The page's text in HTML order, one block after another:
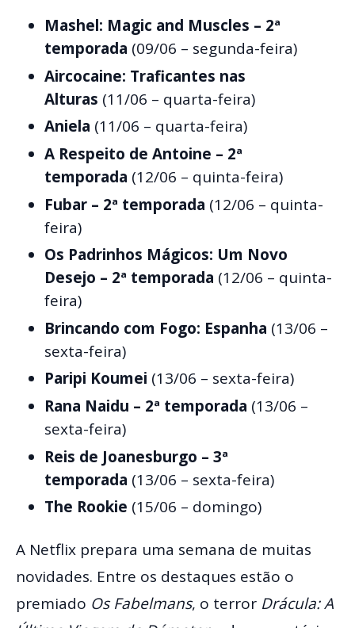
Mashel: Magic and Muscles – 2ª
temporada (09/06 – segunda-feira)
Aircocaine: Traficantes nas
Alturas (11/06 – quarta-feira)
Aniela (11/06 – quarta-feira)
A Respeito de Antoine – 2ª
temporada (12/06 – quinta-feira)
Fubar – 2ª temporada (12/06 – quinta-
feira)
Os Padrinhos Mágicos: Um Novo
Desejo – 2ª temporada (12/06 – quinta-
feira)
Brincando com Fogo: Espanha (13/06 –
sexta-feira)
Paripi Koumei (13/06 – sexta-feira)
Rana Naidu – 2ª temporada (13/06 –
sexta-feira)
Reis de Joanesburgo – 3ª
temporada (13/06 – sexta-feira)
The Rookie (15/06 – domingo)
A Netflix prepara uma semana de muitas
novidades. Entre os destaques estão o
premiado Os Fabelmans, o terror Drácula: A